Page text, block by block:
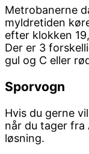
Metrobanerne
myldretiden
efter klokken
Der er 3
gul og C eller
Sporvogn
Hvis du gerne
når du tager fra
løsning.